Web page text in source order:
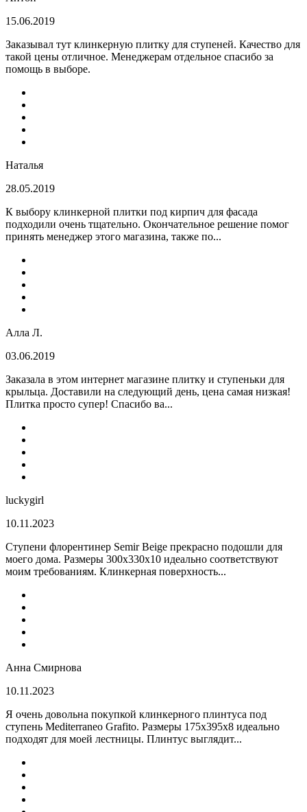
15.06.2019
Заказывал тут клинкерную плитку для ступеней. Качество для
такой цены отличное. Менеджерам отдельное спасибо за
помощь в выборе.
Наталья
28.05.2019
К выбору клинкерной плитки под кирпич для фасада
подходили очень тщательно. Окончательное решение помог
принять менеджер этого магазина, также по...
Алла Л.
03.06.2019
Заказала в этом интернет магазине плитку и ступеньки для
крыльца. Доставили на следующий день, цена самая низкая!
Плитка просто супер! Спасибо ва...
luckygirl
10.11.2023
Ступени флорентинер Semir Beige прекрасно подошли для
моего дома. Размеры 300х330х10 идеально соответствуют
моим требованиям. Клинкерная поверхность...
Анна Смирнова
10.11.2023
Я очень довольна покупкой клинкерного плинтуса под
ступень Mediterraneo Grafito. Размеры 175х395х8 идеально
подходят для моей лестницы. Плинтус выглядит...